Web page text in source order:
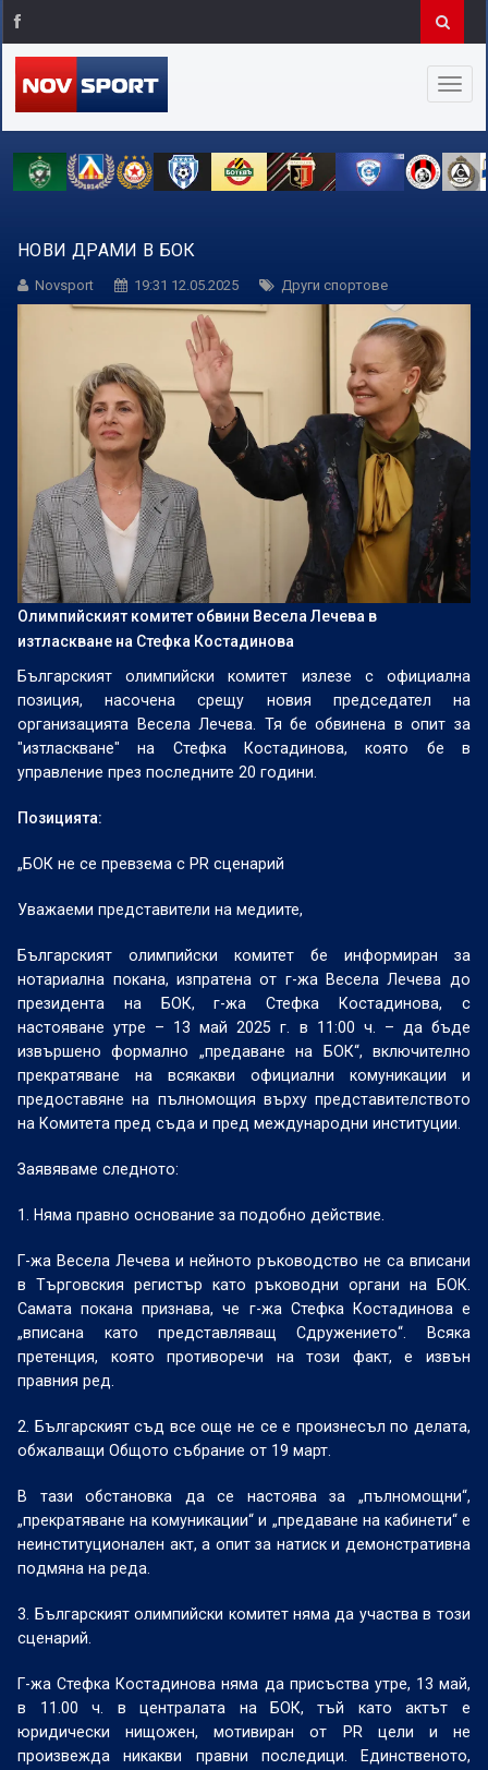
НОВИ ДРАМИ В БОК
Novsport 19:31 12.05.2025 Други спортове
Олимпийският комитет обвини Весела Лечева в
изтласкване на Стефка Костадинова
Българският олимпийски комитет излезе с официална
позиция, насочена срещу новия председател на
организацията Весела Лечева. Тя бе обвинена в опит за
"изтласкване" на Стефка Костадинова, която бе в
управление през последните 20 години.
Позицията:
„БОК не се превзема с PR сценарий
Уважаеми представители на медиите,
Българският олимпийски комитет бе информиран за
нотариална покана, изпратена от г-жа Весела Лечева до
президента на БОК, г-жа Стефка Костадинова, с
настояване утре – 13 май 2025 г. в 11:00 ч. – да бъде
извършено формално „предаване на БОК“, включително
прекратяване на всякакви официални комуникации и
предоставяне на пълномощия върху представителството
на Комитета пред съда и пред международни институции.
Заявяваме следното:
1. Няма правно основание за подобно действие.
Г-жа Весела Лечева и нейното ръководство не са вписани
в Търговския регистър като ръководни органи на БОК.
Самата покана признава, че г-жа Стефка Костадинова е
„вписана като представляващ Сдружението“. Всяка
претенция, която противоречи на този факт, е извън
правния ред.
2. Българският съд все още не се е произнесъл по делата,
обжалващи Общото събрание от 19 март.
В тази обстановка да се настоява за „пълномощни“,
„прекратяване на комуникации“ и „предаване на кабинети“ е
неинституционален акт, а опит за натиск и демонстративна
подмяна на реда.
3. Българският олимпийски комитет няма да участва в този
сценарий.
Г-жа Стефка Костадинова няма да присъства утре, 13 май,
в 11.00 ч. в централата на БОК, тъй като актът е
юридически нищожен, мотивиран от PR цели и не
произвежда никакви правни последици. Единственото,